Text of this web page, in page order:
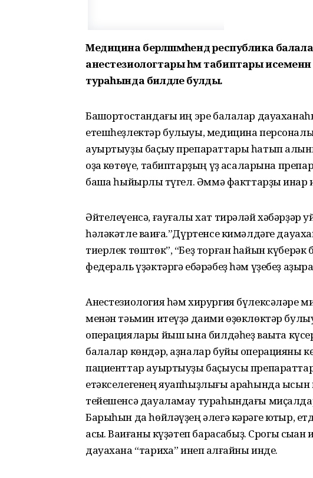
Медицина берләшмәһендә республика
анестезиологтары һәм табиптары
тураһында билдәле булды.
Башҡортостандағы иң эре балалар
етешһеҙлектәр булыуы, медицина
ауыртыуҙы баҫыу препараттары һатып
оҙаҡ көтөүе, табиптарҙың үҙ аҡсаларына
башҡа һыйырлыҡ түгел. Әммә факттарҙы инҡар
Әйтелеүенсә, ғауғалы хат тирәләй хәбәрҙәр
һәләкәтле ваҡиға.”Дүртенсе кимәлдәге
тиерлек төштөк”, “Беҙ торған һайын
федераль үҙәктәргә ебәрәбеҙ һәм үҙебеҙ
Анестезиология һәм хирургия бүлексәләре
менән тәьмин итеүҙә даими өҙөклөктәр
операциялары йыш ҡына билдәһеҙ ваҡытҡа
балалар көндәр, аҙналар буйы операцияны
пациенттар ауыртыуҙы баҫыусы
етәкселегенең яуапһыҙлығы арҡаһында
тейешенсә дауаламау тураһындағы
Барыһын да һөйләүҙең әлегә кәрәге юҡтыр,
асыҡ. Ваҡиғаны күҙәтеп барасаҡбыҙ. Срогы
дауахана “тарихҡа” инеп ҡалғайны инде.